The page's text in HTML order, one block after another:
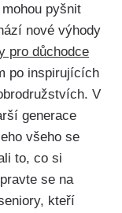
pyšnit
nové výhody
pro důchodce
po inspirujících​
V
generace
všeho se‌
to, co si
se na
kteří‍